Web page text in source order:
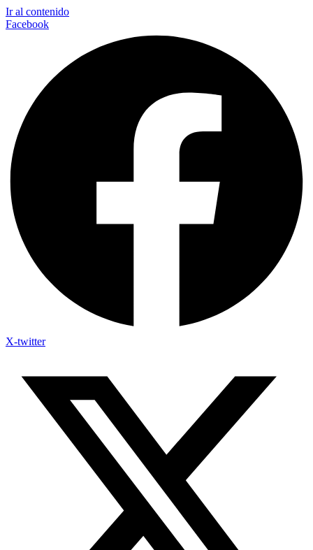
Ir al contenido
Facebook
X-twitter